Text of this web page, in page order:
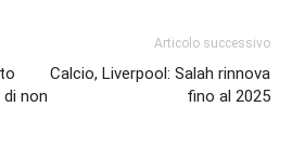
non
Articolo successivo
Calcio, Liverpool: Salah rinnova
fino al 2025